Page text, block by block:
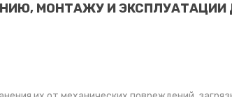
МОНТАЖУ И ЭКСПЛУАТАЦИИ